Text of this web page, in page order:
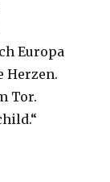
Europa
Herzen.
Tor.